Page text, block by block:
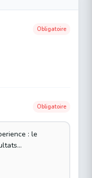
Obligatoire
Obligatoire